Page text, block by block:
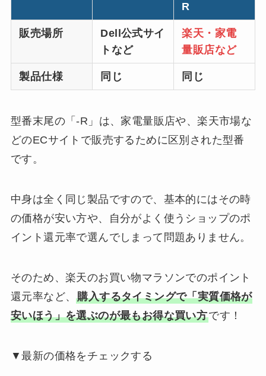
R
販売場所
Dell公式サイ
トなど
楽天・家電
量販店など
製品仕様 同じ 同じ
型番末尾の「-R」は、家電量販店や、楽天市場な
どのECサイトで販売するために区別された型番
です。
中身は全く同じ製品ですので、基本的にはその時
の価格が安い方や、自分がよく使うショップのポ
イント還元率で選んでしまって問題ありません。
そのため、楽天のお買い物マラソンでのポイント
還元率など、購入するタイミングで「実質価格が
安いほう」を選ぶのが最もお得な買い方です！
▼最新の価格をチェックする